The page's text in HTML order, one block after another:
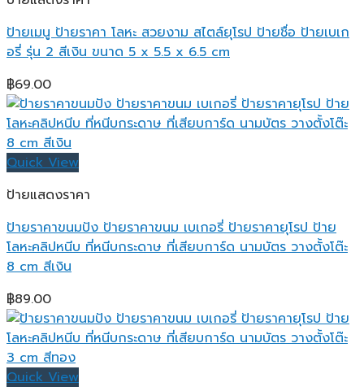
ป้ายเมนู ป้ายราคา โลหะ สวยงาม สไตล์ยุโรป ป้ายชื่อ ป้ายเบเก
อรี่ รุ่น 2 สีเงิน ขนาด 5 x 5.5 x 6.5 cm
฿69.00
Quick View
ป้ายแสดงราคา
ป้ายราคาขนมปัง ป้ายราคาขนม เบเกอรี่ ป้ายราคายุโรป ป้าย
โลหะคลิปหนีบ ที่หนีบกระดาษ ที่เสียบการ์ด นามบัตร วางตั้งโต๊ะ
8 cm สีเงิน
฿89.00
Quick View